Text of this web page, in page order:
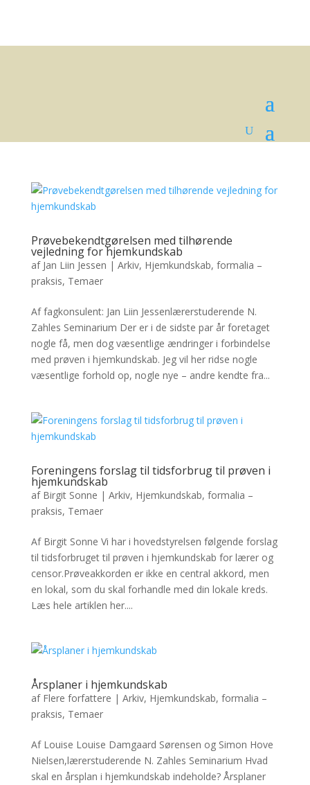
Prøvebekendtgørelsen med tilhørende
vejledning for hjemkundskab
af Jan Liin Jessen | Arkiv, Hjemkundskab, formalia –
praksis, Temaer
Af fagkonsulent: Jan Liin Jessenlærerstuderende N.
Zahles Seminarium Der er i de sidste par år foretaget
nogle få, men dog væsentlige ændringer i forbindelse
med prøven i hjemkundskab. Jeg vil her ridse nogle
væsentlige forhold op, nogle nye – andre kendte fra...
Foreningens forslag til tidsforbrug til prøven i
hjemkundskab
af Birgit Sonne | Arkiv, Hjemkundskab, formalia –
praksis, Temaer
Af Birgit Sonne Vi har i hovedstyrelsen følgende forslag
til tidsforbruget til prøven i hjemkundskab for lærer og
censor.Prøveakkorden er ikke en central akkord, men
en lokal, som du skal forhandle med din lokale kreds.
Læs hele artiklen her....
Årsplaner i hjemkundskab
af Flere forfattere | Arkiv, Hjemkundskab, formalia –
praksis, Temaer
Af Louise Louise Damgaard Sørensen og Simon Hove
Nielsen,lærerstuderende N. Zahles Seminarium Hvad
skal en årsplan i hjemkundskab indeholde? Årsplaner